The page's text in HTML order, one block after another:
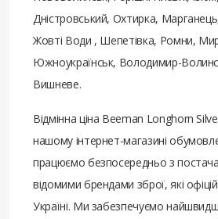
Дністровський, Охтирка,
Жовті Води , Шепетівка, Ромни,
Южноукраїнськ, Володимир-
Вишневе.
Відмінна ціна Beeman Longhorn
нашому інтернет-магазині
працюємо безпосередньо з
відомими брендами зброї, які
Україні. Ми забезпечуємо